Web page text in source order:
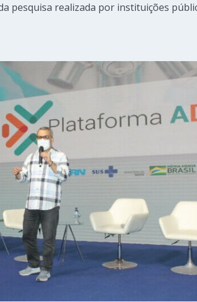
pesquisa realizada por instituições